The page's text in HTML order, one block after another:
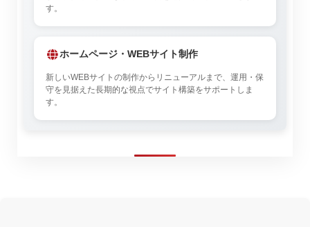
す。
ホームページ・WEBサイト制作
新しいWEBサイトの制作からリニューアルまで、運用・保
守を見据えた長期的な視点でサイト構築をサポートしま
す。